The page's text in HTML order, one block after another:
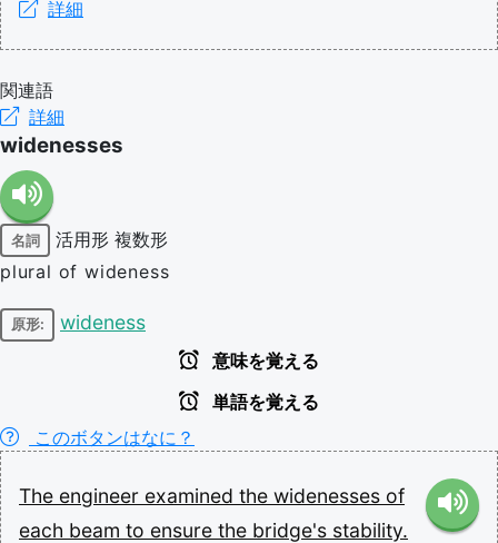
詳細
関連語
詳細
widenesses
名詞 活用形 複数形
plural of wideness
原形: wideness
意味を覚える
単語を覚える
このボタンはなに？
The engineer examined the widenesses of
each beam to ensure the bridge's stability.